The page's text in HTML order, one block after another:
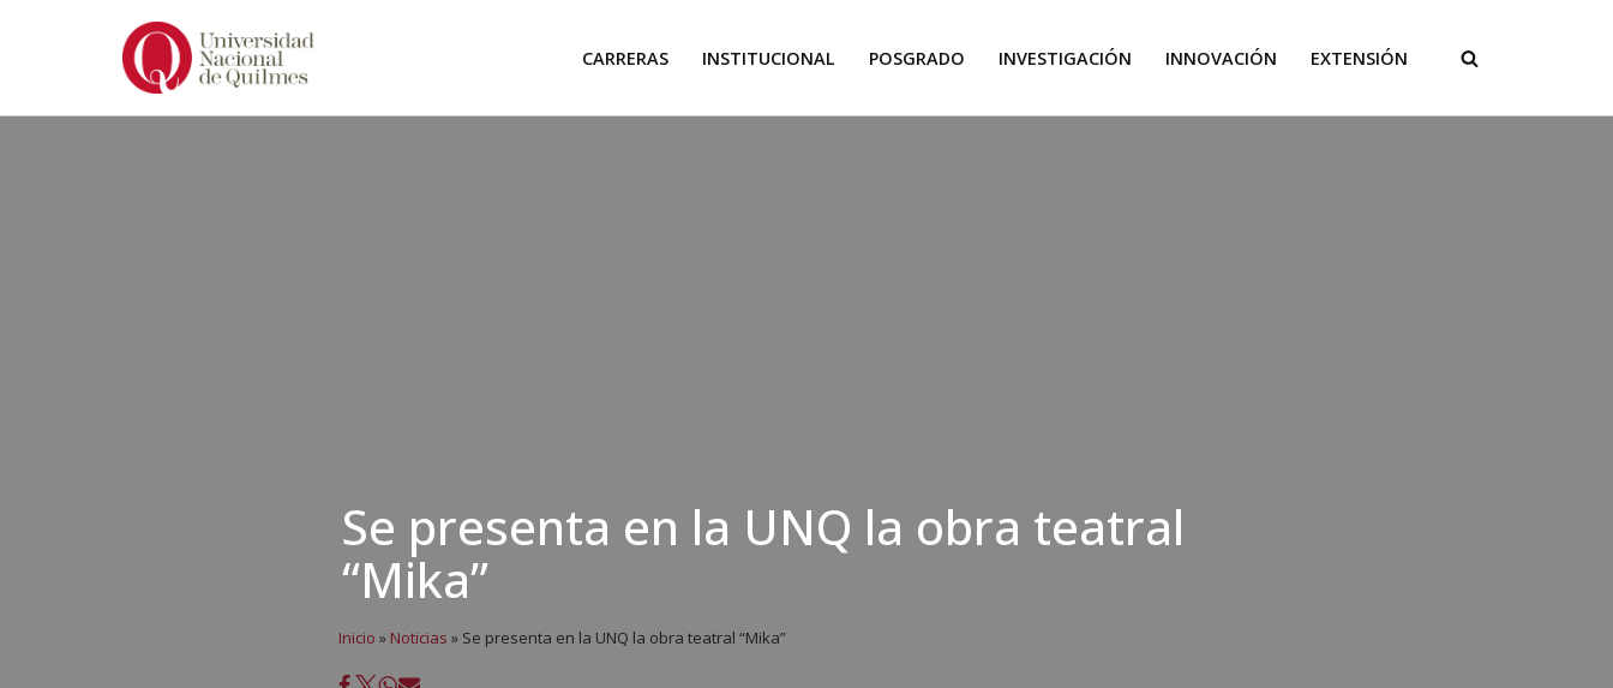
CARRERAS INSTITUCIONAL POSGRADO INVESTIGACIÓN INNOVACIÓN EXTENSIÓN
Se presenta en la UNQ la obra teatral
“Mika”
Inicio » Noticias » Se presenta en la UNQ la obra teatral “Mika”